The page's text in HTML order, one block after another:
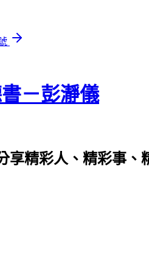
－彭瀞儀
享精彩人、精彩事、